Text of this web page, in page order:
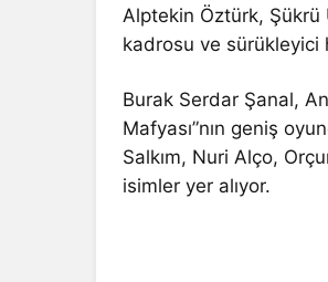
Alptekin Öztürk, Şükrü
kadrosu ve sürükleyici
Burak Serdar Şanal,
Mafyası”nın geniş
Salkım, Nuri Alço,
isimler yer alıyor.